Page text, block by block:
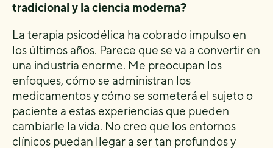
tradicional y la ciencia moderna?
La terapia psicodélica ha cobrado impulso en
los últimos años. Parece que se va a convertir en
una industria enorme. Me preocupan los
enfoques, cómo se administran los
medicamentos y cómo se someterá el sujeto o
paciente a estas experiencias que pueden
cambiarle la vida. No creo que los entornos
clínicos puedan llegar a ser tan profundos y